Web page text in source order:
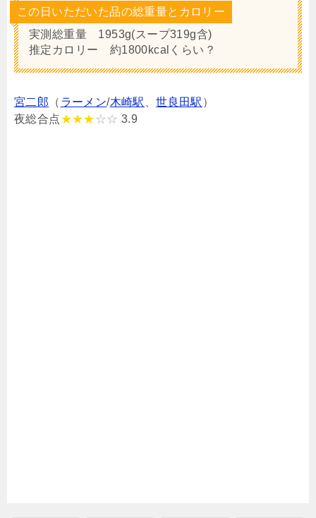
この日いただいた品の総重量とカロリー
実測総重量 1953g(スープ319g含)
推定カロリー 約1800kcalくらい？
宮二郎 （ ラーメン/木崎駅 、世良田駅 ）
夜総合点★★★ ☆☆ 3.9